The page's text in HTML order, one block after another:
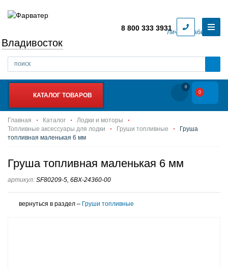
Личный кабинет
Владивосток
8 800 333 3931
КАТАЛОГ ТОВАРОВ
0
0
Главная Каталог
Лодки и моторы
Топливные аксессуары для лодки
Груши топливные
Груша
топливная маленькая 6 мм
Груша топливная маленькая 6 мм
артикул: SF80209-5, 6BX-24360-00
вернуться в раздел – Груши топливные